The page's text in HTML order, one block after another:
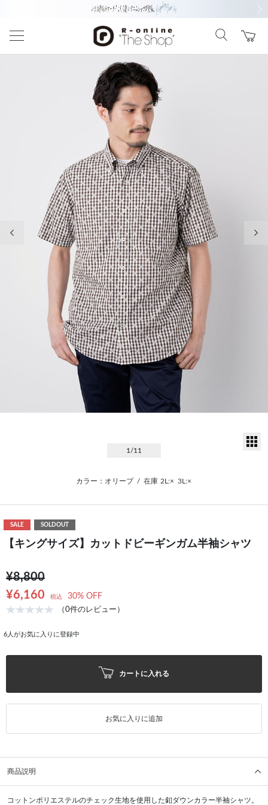
1 /11
カラー：オリーブ / 在庫 2L:× 3L:×
SALE SOLDOUT
【キングサイズ】カットドビーギンガム半袖シャツ
¥8,800
¥6,160
税込 30% OFF
（0件のレビュー）
6 人がお気に入りに登録中
カートに入れる
お気に入りに追加
商品説明
コットンポリエステルのチェック生地を使用した釦ダウンカラー半袖シャツ。